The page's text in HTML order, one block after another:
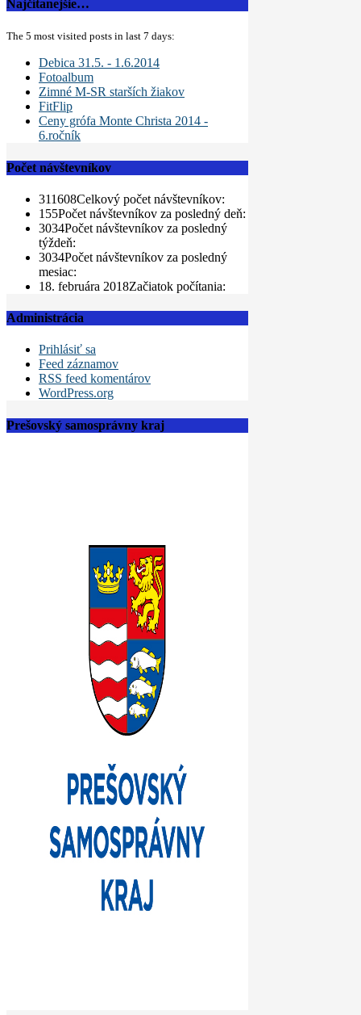
Najčítanejšie…
The 5 most visited posts in last 7 days:
Debica 31.5. - 1.6.2014
Fotoalbum
Zimné M-SR starších žiakov
FitFlip
Ceny grófa Monte Christa 2014 -
6.ročník
Počet návštevníkov
311608Celkový počet návštevníkov:
155Počet návštevníkov za posledný deň:
3034Počet návštevníkov za posledný
týždeň:
3034Počet návštevníkov za posledný
mesiac:
18. februára 2018Začiatok počítania:
Administrácia
Prihlásiť sa
Feed záznamov
RSS feed komentárov
WordPress.org
Prešovský samosprávny kraj